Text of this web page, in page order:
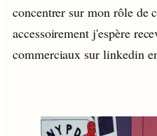
concentrer sur mon rôle
accessoirement j'espère
commerciaux sur linkedin